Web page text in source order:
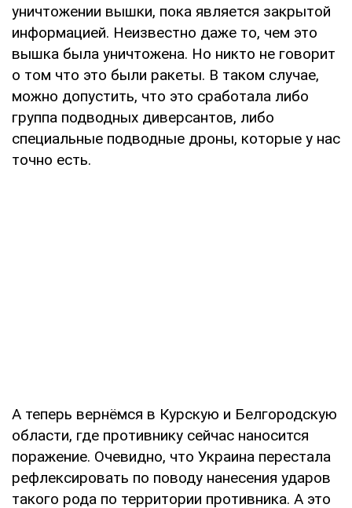
уничтожении вышки, пока является закрытой
информацией. Неизвестно даже то, чем это
вышка была уничтожена. Но никто не говорит
о том что это были ракеты. В таком случае,
можно допустить, что это сработала либо
группа подводных диверсантов, либо
специальные подводные дроны, которые у нас
точно есть.
А теперь вернёмся в Курскую и Белгородскую
области, где противнику сейчас наносится
поражение. Очевидно, что Украина перестала
рефлексировать по поводу нанесения ударов
такого рода по территории противника. А это